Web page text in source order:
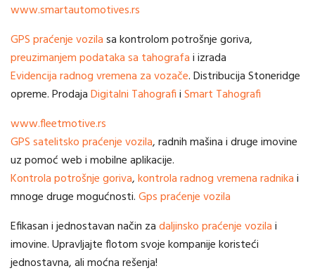
www.smartautomotives.rs
GPS praćenje vozilasa kontrolom potrošnje goriva,
preuzimanjem podataka sa tahografai izrada
Evidencija radnog vremena za vozače. Distribucija Stoneridge
opreme. ProdajaDigitalni TahografiiSmart Tahografi
www.fleetmotive.rs
GPS satelitsko praćenje vozila, radnih mašina i druge imovine
uz pomoć web i mobilne aplikacije.
Kontrola potrošnje goriva,kontrola radnog vremena radnikai
mnoge druge mogućnosti.Gps praćenje vozila
Efikasan i jednostavan način zadaljinsko praćenje vozilai
imovine. Upravljajte flotom svoje kompanije koristeći
jednostavna, ali moćna rešenja!